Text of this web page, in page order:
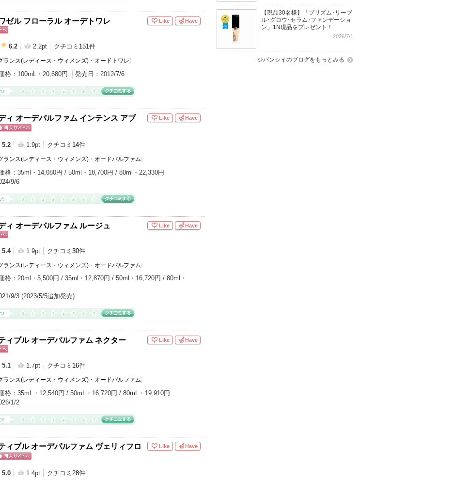
ゼル フローラル オーデトワレ
6.2 2.2pt クチコミ 151件
ランス(レディース・ウィメンズ) ・ オードトワレ]
格： 100mL・20,680円 発売日： 2012/7/6
Like Have
ィ オーデパルファム インテンス アブ
イトへ
5.2 1.9pt クチコミ 14件
ランス(レディース・ウィメンズ) ・ オードパルファム]
格： 35ml・14,080円 / 50ml・18,700円 / 80ml・22,330円
9/6
Like Have
ィ オーデパルファム ルージュ
5.4 1.9pt クチコミ 30件
ランス(レディース・ウィメンズ) ・ オードパルファム]
格： 20ml・5,500円 / 35ml・12,870円 / 50ml・16,720円 / 80ml・
9/3 (2023/5/5追加発売)
Like Have
ィブル オーデパルファム ネクター
5.1 1.7pt クチコミ 16件
ランス(レディース・ウィメンズ) ・ オードパルファム]
格： 35mL・12,540円 / 50mL・16,720円 / 80mL・19,910円
1/2
Like Have
ィブル オーデパルファム ヴェリィフロ
イトへ
5.0 1.4pt クチコミ 28件
Like Have
【現品30名様】「プリズム･リーブ
ル･グロウ･セラム･ファンデーショ
ン」1N現品をプレゼント！
2026/7/1
ジバンシイのブログをもっとみる